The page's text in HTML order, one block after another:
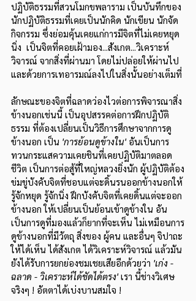
ปฏิบัติธรรมที่สวนโมกขพลาราม เป็นบันทึกของ
นักปฏิบัติธรรมที่เคยเป็นนักคิด นักเขียน นักจัด
กิจกรรม ซึ่งย่อมคุ้นเคยแก่การมีจิตที่ไม่เคยหยุด
นิ่ง  เป็นจิตที่คอยเฝ้ามอง...สังเกต...วิเคราะห์
วิจารณ์ จากสิ่งที่ผ่านมา โดยไม่ปล่อยให้ผ่านไป
และด้วยการเทอารมณ์ลงไปในสิ่งนั้นอย่างเต็มที่
ลักษณะของจิตที่ฉลาดว่องไวต่อการพิจารณาสิ่ง
ข้างนอกเช่นนี้ เป็นอุปสรรคต่อการฝึกปฏิบัติ
ธรรม ที่ต้องเปลี่ยนเป็นวิธีการศึกษาจากการดู
ข้างนอก เป็น 'การย้อนดูข้างใน' อันเป็นการ
ทวนกระแสความเคยชินที่เคยปฏิบัติมาตลอด
ชีวิต เป็นการต่อสู้ที่ใหญ่หลวงยิ่งนัก ผู้ปฏิบัติต้อง
ข่มขู่บังคับจิตที่ชอบแต่จะดิ้นรนออกข้างนอกให้
รู้จักหยุด รู้จักนิ่ง ฝึกบังคับจิตที่เคยดิ้นแต่จะออก
ข้างนอก ให้เปลี่ยนเป็นย้อนเข้าดูข้างใน อัน
เป็นการดูที่มองแล้วก็ยากที่จะเห็น ไม่เหมือนการ
ดูข้างนอกที่มีวัตถุ สิ่งของ ผู้คน และอื่นๆ จิปาถะ
ให้ได้เห็น ได้สังเกต ได้วิเคราะห์วิจารณ์ แล้วมัน
ยังได้รับการยกย่องชมเชยเสียอีกด้วยว่า 'เก่ง -
ฉลาด - วิเคราะห์ได้ชัดได้ตรง' เรา นี้ช่างวิเศษ
จริงๆ ! อัตตาได้เบ่งบานสมใจ !